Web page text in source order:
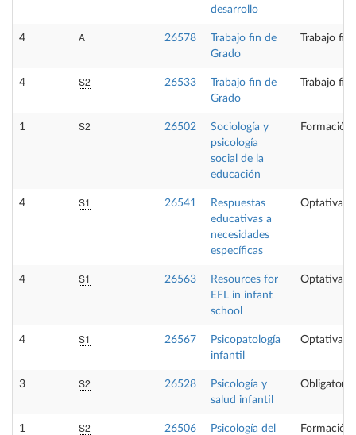
desarrollo
4 A 26578
Trabajo fin de
Grado
Trabajo fin
4 S2 26533
Trabajo fin de
Grado
Trabajo fin
1 S2 26502
Sociología y
psicología
social de la
educación
Formación
4 S1 26541
Respuestas
educativas a
necesidades
específicas
Optativa
4 S1 26563
Resources for
EFL in infant
school
Optativa
4 S1 26567
Psicopatología
infantil
Optativa
3 S2 26528
Psicología y
salud infantil
Obligatoria
1 S2 26506
Psicología del
Formación